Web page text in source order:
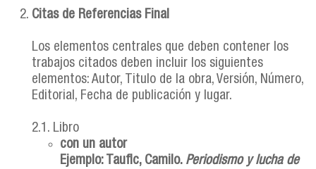
Citas de Referencias Final
Los elementos centrales que deben contener los
trabajos citados deben incluir los siguientes
elementos: Autor, Titulo de la obra, Versión, Número,
Editorial, Fecha de publicación y lugar.
2.1. Libro
con un autor
Ejemplo: Taufic, Camilo. Periodismo y lucha de